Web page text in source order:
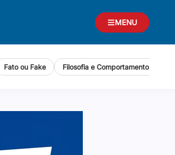
MENU
Fato ou Fake Filosofia e Comportamento